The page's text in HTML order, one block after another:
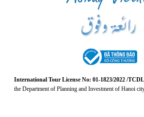
International Tour License No: 01-1823/2022 /
the Department of Planning and Investment of Hanoi